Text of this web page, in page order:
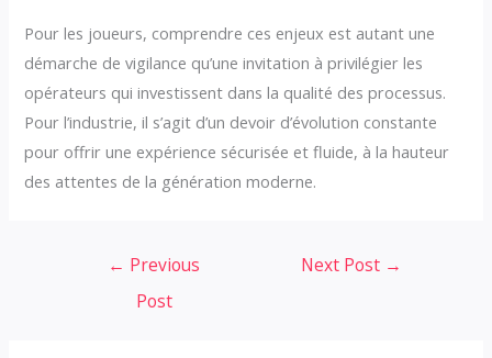
Pour les joueurs, comprendre ces enjeux est autant une
démarche de vigilance qu’une invitation à privilégier les
opérateurs qui investissent dans la qualité des processus.
Pour l’industrie, il s’agit d’un devoir d’évolution constante
pour offrir une expérience sécurisée et fluide, à la hauteur
des attentes de la génération moderne.
← Previous
Post
Next Post →